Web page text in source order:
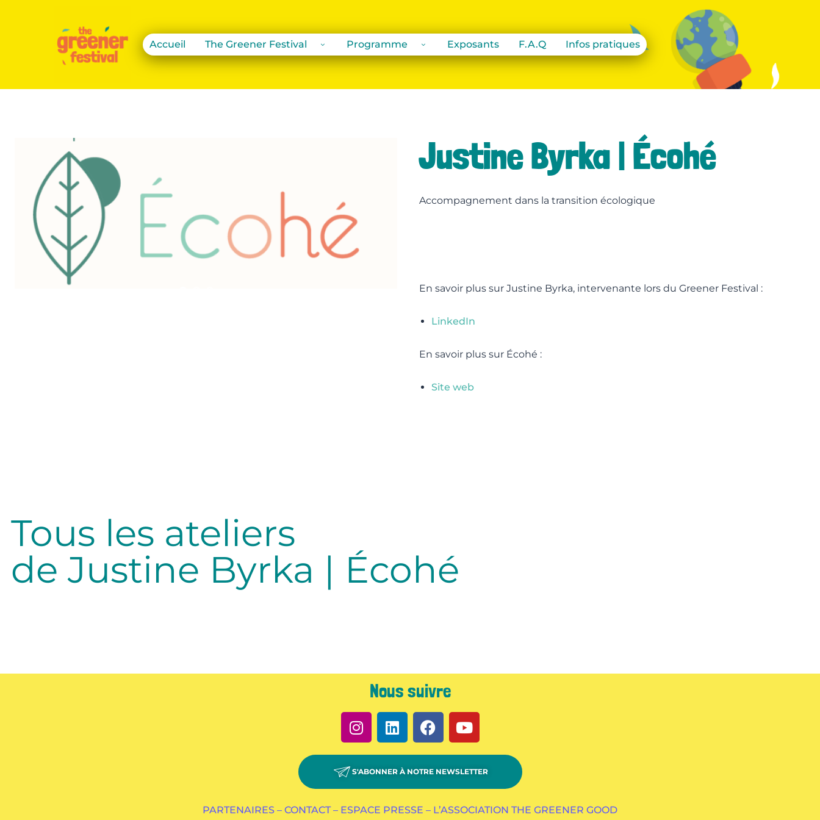
Accueil The Greener Festival Programme Exposants F.A.Q Infos pratiques
Justine Byrka | Écohé
Accompagnement dans la transition écologique
En savoir plus sur Justine Byrka, intervenante lors du Greener Festival :
LinkedIn
En savoir plus sur Écohé :
Site web
Tous les ateliers
de Justine Byrka | Écohé
Nous suivre
S'ABONNER À NOTRE NEWSLETTER
PARTENAIRES – CONTACT – ESPACE PRESSE – L’ASSOCIATION THE GREENER GOOD